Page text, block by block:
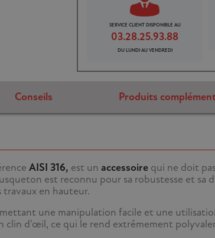
SERVICE CLIENT DISPONIBLE AU
03.28.25.93.88
DU LUNDI AU VENDREDI
Conseils Produits
AISI 316, est un accessoire qui ne doit
est reconnu pour sa robustesse et
travaux en hauteur.
une manipulation facile et une
clin d'œil, ce qui le rend extrêmement